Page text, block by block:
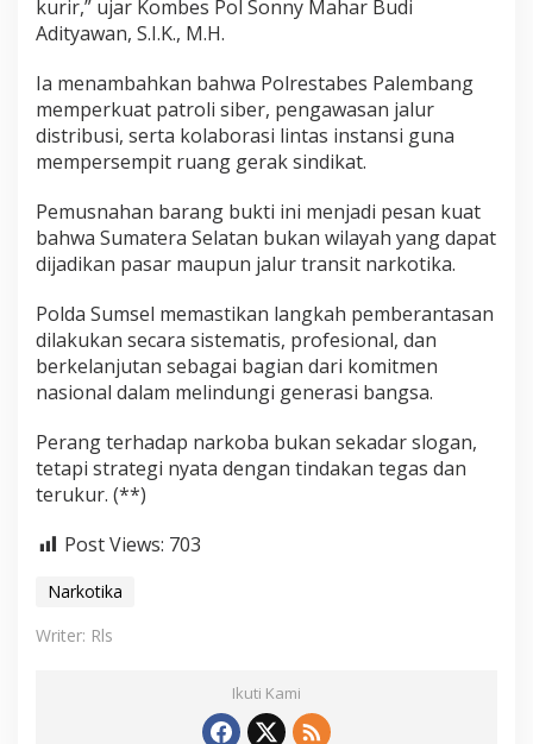
kurir,” ujar Kombes Pol Sonny Mahar Budi
Adityawan, S.I.K., M.H.
Ia menambahkan bahwa Polrestabes Palembang
memperkuat patroli siber, pengawasan jalur
distribusi, serta kolaborasi lintas instansi guna
mempersempit ruang gerak sindikat.
Pemusnahan barang bukti ini menjadi pesan kuat
bahwa Sumatera Selatan bukan wilayah yang dapat
dijadikan pasar maupun jalur transit narkotika.
Polda Sumsel memastikan langkah pemberantasan
dilakukan secara sistematis, profesional, dan
berkelanjutan sebagai bagian dari komitmen
nasional dalam melindungi generasi bangsa.
Perang terhadap narkoba bukan sekadar slogan,
tetapi strategi nyata dengan tindakan tegas dan
terukur. (**)
Post Views: 703
Narkotika
Writer: Rls
Ikuti Kami